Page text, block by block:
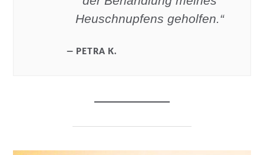
Heuschnupfens geholfen.“
PETRA K.